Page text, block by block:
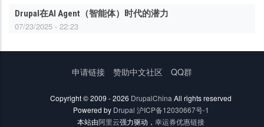
Drupal在AI Agent（智能体）时代的潜力
07/23/2025 - 22:23
申请链接 赞助中文社区 QQ群
Copyright © 2009 - 2026 DrupalChina All rights reserved
Powered by Drupal 沪ICP备12030667号-1
本站由阿里云强力驱动， 幸运券优惠链接